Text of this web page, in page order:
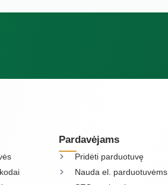
Pardavėjams
Pridėti parduotuvę
Nauda el. parduotuvėms